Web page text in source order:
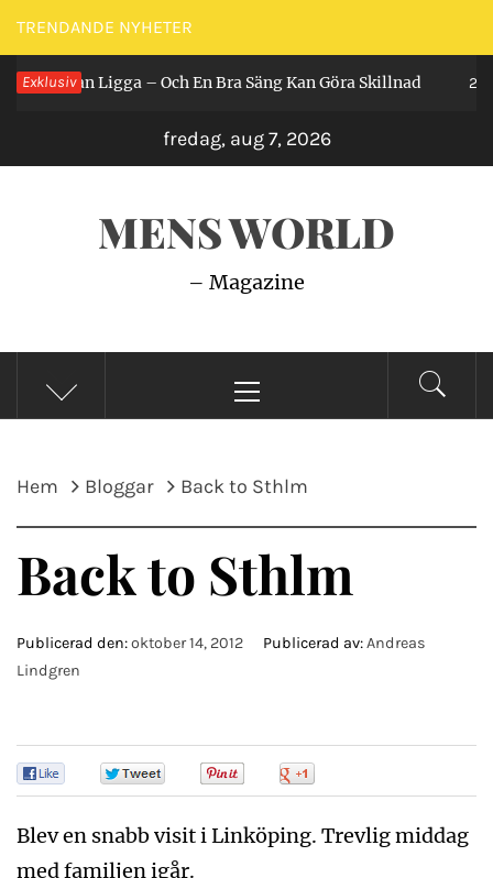
Hoppa
till
innehåll
TRENDANDE NYHETER
Exklusiv
Får Man Ligga – Och En Bra Säng Kan Göra Skillnad 2 år
fredag, aug 7, 2026
MENS WORLD
– Magazine
meny
Hem Bloggar Back to Sthlm
Back to Sthlm
Publicerad den:oktober 14, 2012 Publicerad av:Andreas
Lindgren
Blev en snabb visit i Linköping. Trevlig middag
med familjen igår.